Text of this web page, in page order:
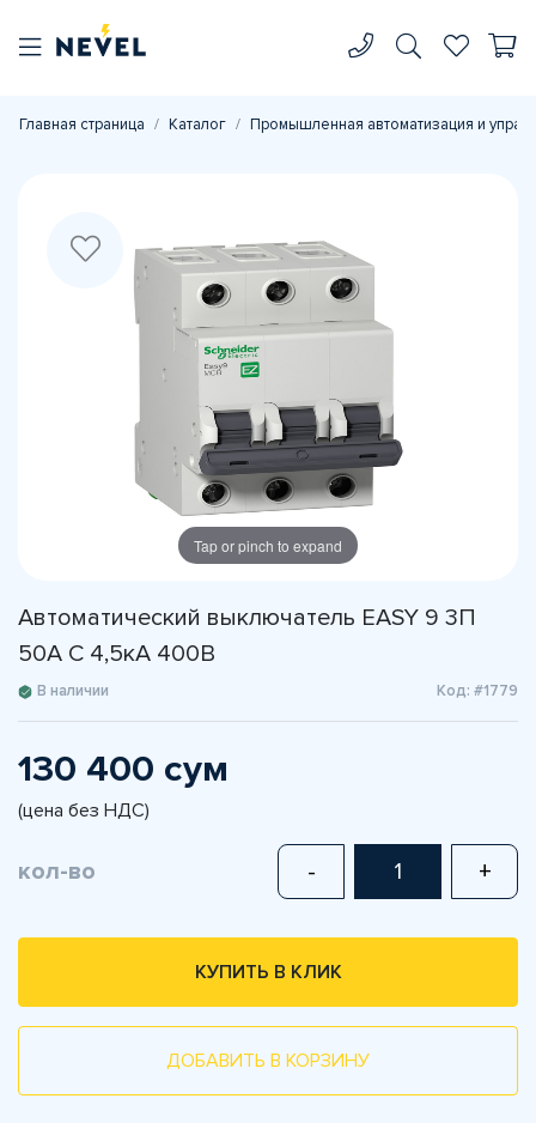
Главная страница Каталог Промышленная автоматизация и
Tap or pinch to expand
Автоматический выключатель EASY 9 3П
50А С 4,5кА 400В
В наличии Код: #1779
130 400 сум
(цена без НДС)
кол-во - +
КУПИТЬ В КЛИК
ДОБАВИТЬ В КОРЗИНУ